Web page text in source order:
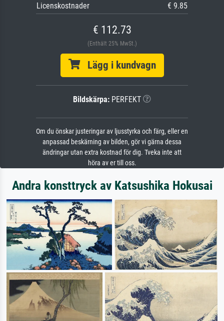
Licenskostnader
€ 9.85
€ 112.73
(Enthält 25% MwSt.)
Lägg i kundvagn
Bildskärpa: PERFEKT
Om du önskar justeringar av ljusstyrka och färg, eller en
anpassad beskärning av bilden, gör vi gärna dessa
ändringar utan extra kostnad för dig. Tveka inte att
höra av er till oss.
Andra konsttryck av Katsushika Hokusai